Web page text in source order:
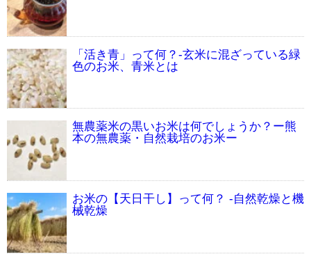
「活き青」って何？-玄米に混ざっている緑
色のお米、青米とは
無農薬米の黒いお米は何でしょうか？ー熊
本の無農薬・自然栽培のお米ー
お米の【天日干し】って何？ -自然乾燥と機
械乾燥